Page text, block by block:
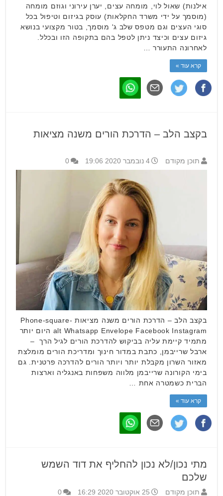
אילנות) שאול לוי, מומחה עצים, יערן עירוני וגוזם מומחה
(מוסמך על ידי משרד החקלאות) עוסק בגיזום וטיפול בכל
סוגי העצים וגם מטפס שלב ג' מוסמך, בטור מקצועי בנושא
גיזום עצים וכיצד ניתן לטפל בהם בתקופה הזו ובכלל.
לאחרונה התעורר …
קרא עוד »
בקצב הלב – הדרכת הורים משנה מציאות
תוכן מקודם 4 נובמבר 2020 19:06 0
בקצב הלב – הדרכת הורים משנה מציאות Phone-square-
alt Whatsapp Envelope Facebook Instagram היום יותר
מתמיד קיימת עליה בביקוש להדרכת הורים לגיל הרך –
ארבל שרייבמן, כתבת במדור חינוך ומדריכת הורים מומלצת
מאזור השרון מקבלת יותר ויותר הורים להדרכה פרטנית. גם
בימי הקורונה שרייבמן מלווה משפחות באנגליה וארצות
הברית כשמטרה אחת …
קרא עוד »
מתי נכון/לא נכון להחליף את דוד השמש
שלכם
תוכן מקודם 25 אוקטובר 2020 16:29 0